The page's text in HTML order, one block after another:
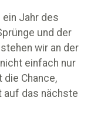
Jahr des
und der
wir an der
einfach nur
Chance,
auf das nächste